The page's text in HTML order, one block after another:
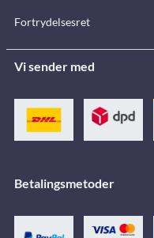
Fortrydelsesret
Vi sender med
Betalingsmetoder